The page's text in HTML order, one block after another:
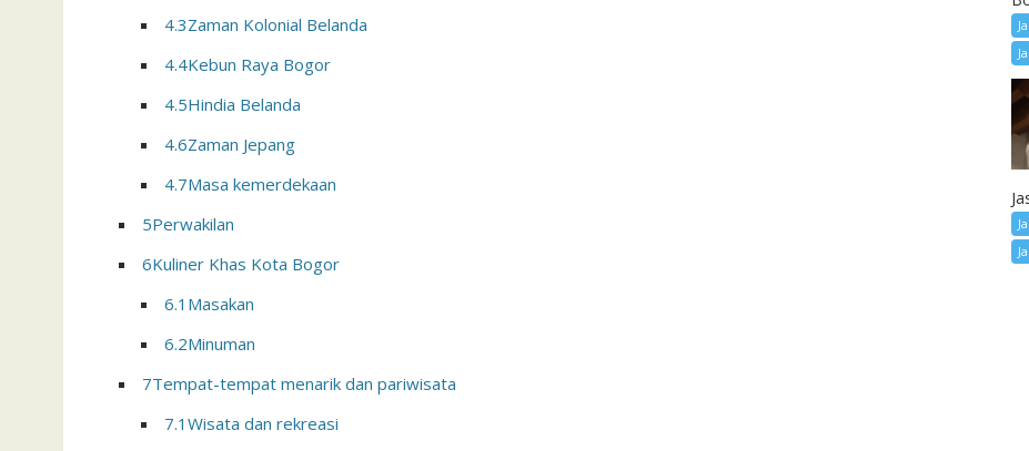
4.3Zaman Kolonial Belanda
4.4Kebun Raya Bogor
4.5Hindia Belanda
4.6Zaman Jepang
4.7Masa kemerdekaan
5Perwakilan
6Kuliner Khas Kota Bogor
6.1 Masakan
6.2Minuman
7Tempat-tempat menarik dan pariwisata
7.1 Wisata dan rekreasi